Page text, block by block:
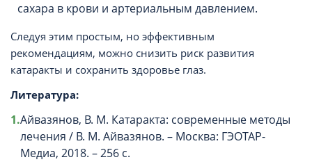
сахара в крови и артериальным давлением.
Следуя этим простым, но эффективным
рекомендациям, можно снизить риск развития
катаракты и сохранить здоровье глаз.
Литература:
Айвазянов, В. М. Катаракта: современные методы
лечения / В. М. Айвазянов. – Москва: ГЭОТАР-
Медиа, 2018. – 256 с.